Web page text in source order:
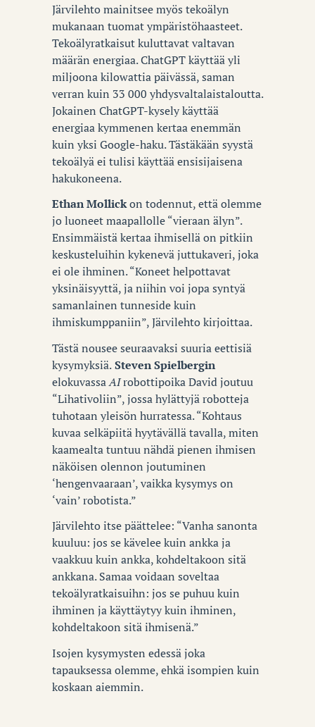
Järvilehto mainitsee myös tekoälyn
mukanaan tuomat ympäristöhaasteet.
Tekoälyratkaisut kuluttavat valtavan
määrän energiaa. ChatGPT käyttää yli
miljoona kilowattia päivässä, saman
verran kuin 33 000 yhdysvaltalaistaloutta.
Jokainen ChatGPT-kysely käyttää
energiaa kymmenen kertaa enemmän
kuin yksi Google-haku. Tästäkään syystä
tekoälyä ei tulisi käyttää ensisijaisena
hakukoneena.
Ethan Mollickon todennut, että olemme
jo luoneet maapallolle “vieraan älyn”.
Ensimmäistä kertaa ihmisellä on pitkiin
keskusteluihin kykenevä juttukaveri, joka
ei ole ihminen. “Koneet helpottavat
yksinäisyyttä, ja niihin voi jopa syntyä
samanlainen tunneside kuin
ihmiskumppaniin”, Järvilehto kirjoittaa.
Tästä nousee seuraavaksi suuria eettisiä
kysymyksiä.Steven Spielbergin
elokuvassaAIrobottipoika David joutuu
“Lihativoliin”, jossa hylättyjä robotteja
tuhotaan yleisön hurratessa. “Kohtaus
kuvaa selkäpiitä hyytävällä tavalla, miten
kaamealta tuntuu nähdä pienen ihmisen
näköisen olennon joutuminen
‘hengenvaaraan’, vaikka kysymys on
‘vain’ robotista.”
Järvilehto itse päättelee: “Vanha sanonta
kuuluu: jos se kävelee kuin ankka ja
vaakkuu kuin ankka, kohdeltakoon sitä
ankkana. Samaa voidaan soveltaa
tekoälyratkaisuihn: jos se puhuu kuin
ihminen ja käyttäytyy kuin ihminen,
kohdeltakoon sitä ihmisenä.”
Isojen kysymysten edessä joka
tapauksessa olemme, ehkä isompien kuin
koskaan aiemmin.